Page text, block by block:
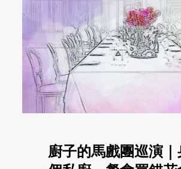
廚子的馬戲團巡演